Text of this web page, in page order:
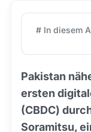
# In diesem
Pakistan
ersten
(CBDC)
Soramitsu,